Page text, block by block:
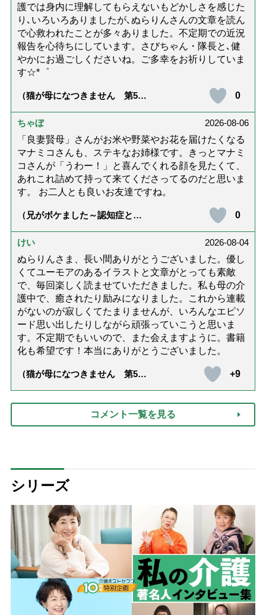
護では身内に理解してもらえないもどかしさを感じた
り､いろいろありましたが､ぬらりんさんの文章を読ん
で心救われたことが多々ありました。不定期での近況
報告を心待ちにしています。さびちゃん・隊長と､健
やかにお過ごしくださいね。ご多幸をお祈りしていま
す☆*゜
（猫が母になつきません 第500
0
ちゃぼ
2026-08-06
「良妻賢母」さんがお米や野菜やお花を届けたくなる
マナミコさんも、ステキなお姉様です。きっとマナミ
コさんが「うわー！」と喜んでくれる顔を見たくて、
あれこれ詰めて持って来てくださってるのだと思いま
す。 お二人とも良いお友達ですね。
（兄がボケました～認知症と介
達』が届きました」）
0
けい
2026-08-04
ぬらりんさま、長い間ありがとうございました。優し
くてユーモアのあるイラストと文章がとっても素敵
で、毎回楽しく読ませていただきました。私も母の介
護中で、癒されたり励みになりました。これから連載
がないのが寂しくてたまりませんが、いろんなエピソ
ード思い出したりしながら頑張っていこうと思いま
す。不定期でもいいので、また会えますように。書籍
化も希望です！本当にありがとうございました。
（猫が母になつきません 第500
+9
コメント一覧を見る
シリーズ